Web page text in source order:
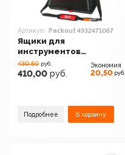
Артикул: Packout 4932471067
Ящики для
инструментов
Milwaukee Packout
4932471067
430.50 руб.
410,00 руб.
Экономия
20,50 руб.
Подробнее В корзину